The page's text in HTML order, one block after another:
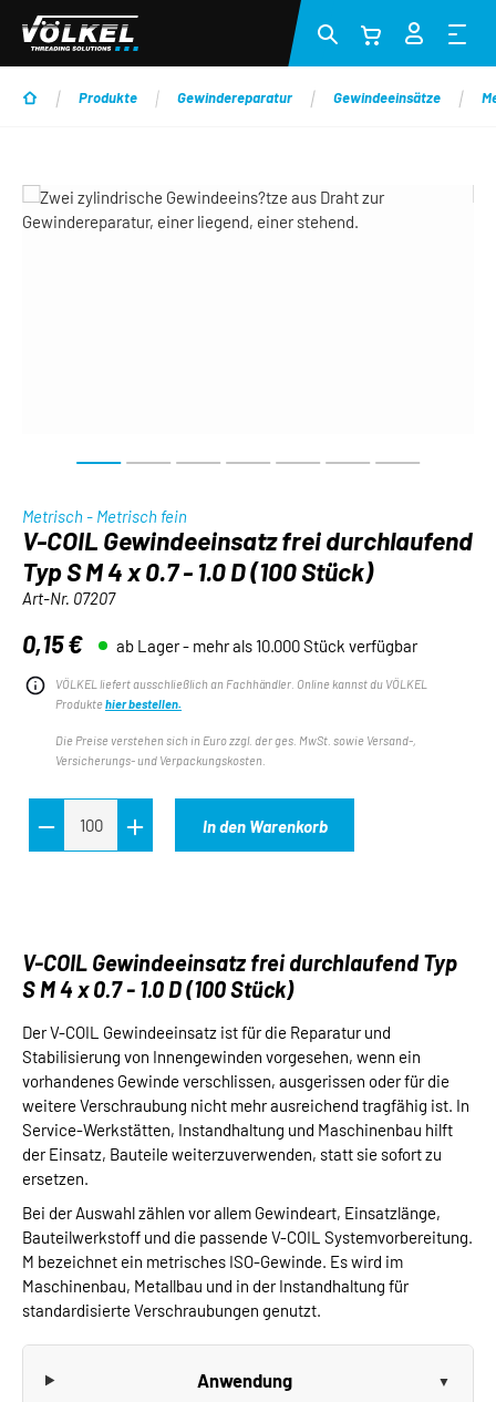
Zum Hauptinhalt springen
Produkte Gewindereparatur Gewindeeinsätze
Bildergalerie überspringen
Metrisch - Metrisch fein
V-COIL Gewindeeinsatz frei durchlaufend
Typ S M 4 x 0.7 - 1.0 D (100 Stück)
Art-Nr. 07207
Regulärer Preis:
0,15 € ab Lager - mehr als 10.000 Stück verfügbar
VÖLKEL liefert ausschließlich an Fachhändler. Online kannst du VÖLKEL
Produkte hier bestellen.
Die Preise verstehen sich in Euro zzgl. der ges. MwSt. sowie Versand-,
Versicherungs- und Verpackungskosten.
In den Warenkorb
V-COIL Gewindeeinsatz frei durchlaufend Typ
S M 4 x 0.7 - 1.0 D (100 Stück)
Der V-COIL Gewindeeinsatz ist für die Reparatur und
Stabilisierung von Innengewinden vorgesehen, wenn ein
vorhandenes Gewinde verschlissen, ausgerissen oder für die
weitere Verschraubung nicht mehr ausreichend tragfähig ist. In
Service-Werkstätten, Instandhaltung und Maschinenbau hilft
der Einsatz, Bauteile weiterzuverwenden, statt sie sofort zu
ersetzen.
Bei der Auswahl zählen vor allem Gewindeart, Einsatzlänge,
Bauteilwerkstoff und die passende V-COIL Systemvorbereitung.
M bezeichnet ein metrisches ISO-Gewinde. Es wird im
Maschinenbau, Metallbau und in der Instandhaltung für
standardisierte Verschraubungen genutzt.
Anwendung